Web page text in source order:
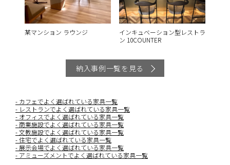
某マンション ラウンジ
インキュベーション型レストラ
ン 10COUNTER
納入事例一覧を見る
カフェでよく選ばれている家具一覧
レストランでよく選ばれている家具一覧
オフィスでよく選ばれている家具一覧
商業施設でよく選ばれている家具一覧
文教施設でよく選ばれている家具一覧
住宅でよく選ばれている家具一覧
展示会場でよく選ばれている家具一覧
アミューズメントでよく選ばれている家具一覧